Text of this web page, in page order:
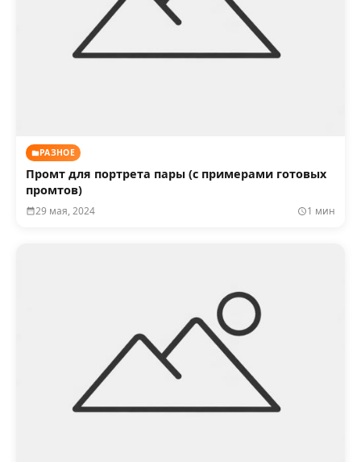
РАЗНОЕ
Промт для портрета пары (с примерами готовых
промтов)
29 мая, 2024 1 мин